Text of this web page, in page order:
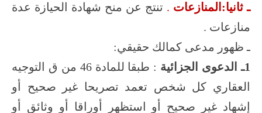
ـ ثانيا:المنازعات . تنتج عن منح شهادة الحيازة عدة
منازعات .
ـ ظهور مدعى كمالك حقيقي:
1ـ الدعوى الجزائية
: طبقا للمادة 46 من ق التوجيه
العقاري كل شخص تعمد تصريحا غير صحيح أو
إشهاد غير صحيح أو استظهر أوراقا أو وثائق أو